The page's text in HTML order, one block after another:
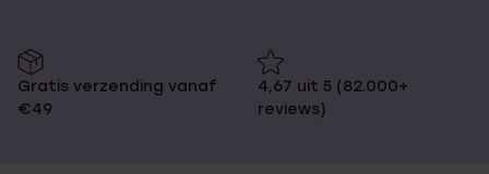
Gratis verzending vanaf
€49
4,67 uit 5 (82.000+
reviews)